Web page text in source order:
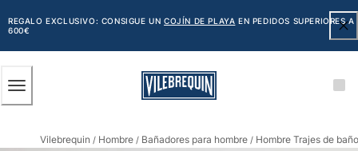
AL
CONTENIDO
PRINCIPAL
REGALO EXCLUSIVO: CONSIGUE UNCOJÍN DE PLAYA EN PEDIDOS SUPERIORES A
600€
Ver todo Hombre
Vilebrequin / Hombre / Bañadores para hombre / Hombre Trajes de